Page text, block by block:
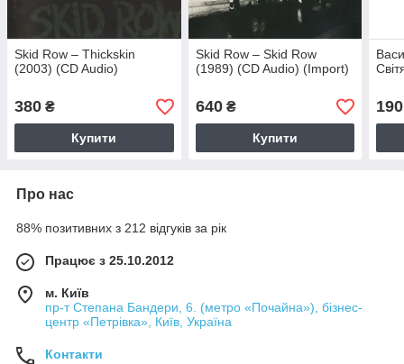
Skid Row – Thickskin
(2003) (CD Audio)
380 ₴
Купити
Skid Row – Skid Row
(1989) (CD Audio) (Import)
640₴
Купити
190
Про нас
88% позитивних з 212 відгуків за рік
Працює з 25.10.2012
м. Київ
пр-т Степана Бандери, 6. (метро «Почайна»), бізнес-
центр «Петрівка», Київ, Україна
Контакти